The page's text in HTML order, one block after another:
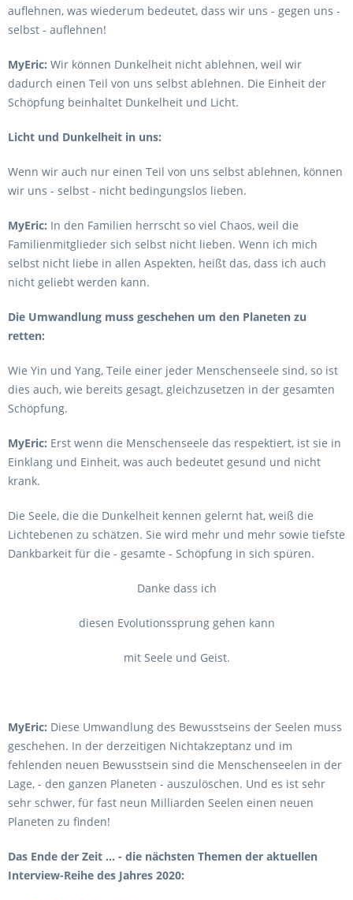
auflehnen, was wiederum bedeutet, dass wir uns - gegen uns -
selbst - auflehnen!
MyEric: Wir können Dunkelheit nicht ablehnen, weil wir
dadurch einen Teil von uns selbst ablehnen. Die Einheit der
Schöpfung beinhaltet Dunkelheit und Licht.
Licht und Dunkelheit in uns:
Wenn wir auch nur einen Teil von uns selbst ablehnen, können
wir uns - selbst - nicht bedingungslos lieben.
MyEric: In den Familien herrscht so viel Chaos, weil die
Familienmitglieder sich selbst nicht lieben. Wenn ich mich
selbst nicht liebe in allen Aspekten, heißt das, dass ich auch
nicht geliebt werden kann.
Die Umwandlung muss geschehen um den Planeten zu
retten:
Wie Yin und Yang, Teile einer jeder Menschenseele sind, so ist
dies auch, wie bereits gesagt, gleichzusetzen in der gesamten
Schöpfung.
MyEric: Erst wenn die Menschenseele das respektiert, ist sie in
Einklang und Einheit, was auch bedeutet gesund und nicht
krank.
Die Seele, die die Dunkelheit kennen gelernt hat, weiß die
Lichtebenen zu schätzen. Sie wird mehr und mehr sowie tiefste
Dankbarkeit für die - gesamte - Schöpfung in sich spüren.
Danke dass ich
diesen Evolutionssprung gehen kann
mit Seele und Geist.
MyEric: Diese Umwandlung des Bewusstseins der Seelen muss
geschehen. In der derzeitigen Nichtakzeptanz und im
fehlenden neuen Bewusstsein sind die Menschenseelen in der
Lage, - den ganzen Planeten - auszulöschen. Und es ist sehr
sehr schwer, für fast neun Milliarden Seelen einen neuen
Planeten zu finden!
Das Ende der Zeit ... - die nächsten Themen der aktuellen
Interview-Reihe des Jahres 2020: